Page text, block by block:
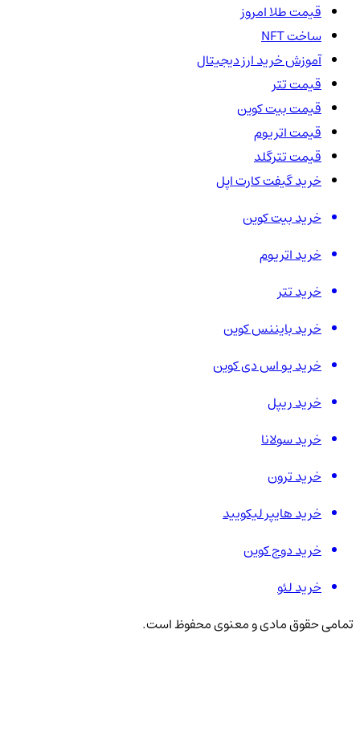
قیمت طلا امروز
ساخت NFT
آموزش خرید ارز دیجیتال
قیمت تتر
قیمت بیت کوین
قیمت اتریوم
قیمت تترگلد
خرید گیفت کارت اپل
خرید بیت کوین
خرید اتریوم
خرید تتر
خرید بایننس کوین
خرید یو اس دی کوین
خرید ریپل
خرید سولانا
خرید ترون
خرید هایپر لیکویید
خرید دوج کوین
خرید لئو
تمامی حقوق مادی و معنوی محفوظ است.